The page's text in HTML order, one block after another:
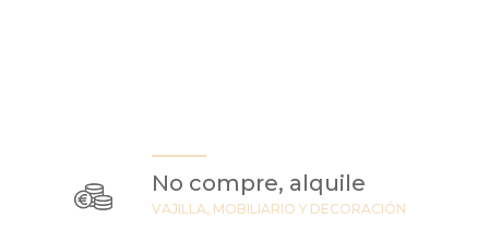
No compre, alquile
VAJILLA, MOBILIARIO Y DECORACIÓN